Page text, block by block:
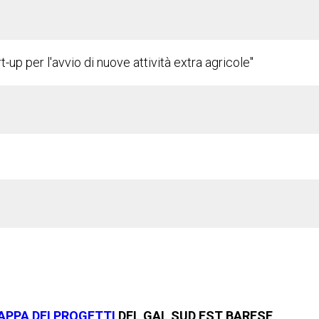
up per l'avvio di nuove attività extra agricole"
DEI PROGETTI DEL GAL SUD EST BARESE